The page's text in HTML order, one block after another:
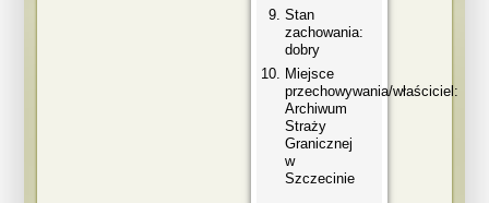
Stan
zachowania:
dobry
Miejsce
przechowywania/właściciel:
Archiwum
Straży
Granicznej
w
Szczecinie